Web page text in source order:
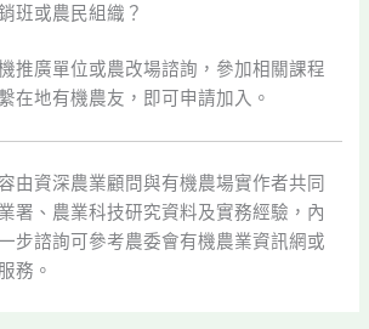
班或農民組織？
推廣單位或農改場諮詢，參加相關課程
在地有機農友，即可申請加入。
由資深農業顧問與有機農場實作者共同
署、農業科技研究資料及實務經驗，內
步諮詢可參考農委會有機農業資訊網或
務。